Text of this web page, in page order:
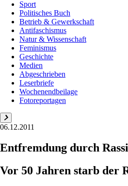
Sport
Politisches Buch
Betrieb & Gewerkschaft
Antifaschismus
Natur & Wissenschaft
Feminismus
Geschichte
Medien
Abgeschrieben
Leserbriefe
Wochenendbeilage
Fotoreportagen
06.12.2011
Entfremdung durch
Vor 50 Jahren starb der